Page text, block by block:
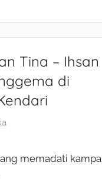
Tina – Ihsan
di
memadati